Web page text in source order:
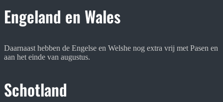
Engeland en Wales
Daarnaast hebben de Engelse en Welshe nog extra vrij met Pasen en
aan het einde van augustus.
Schotland